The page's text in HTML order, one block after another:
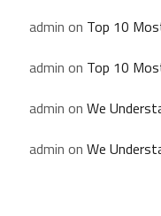
admin on Top 10
admin on Top 10
admin on We
admin on We